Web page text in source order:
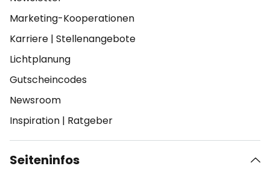
Marketing-Kooperationen
Karriere | Stellenangebote
Lichtplanung
Gutscheincodes
Newsroom
Inspiration | Ratgeber
Seiteninfos